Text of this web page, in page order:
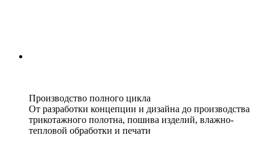
Производство полного цикла
От разработки концепции и дизайна до производства
трикотажного полотна, пошива изделий, влажно-
тепловой обработки и печати